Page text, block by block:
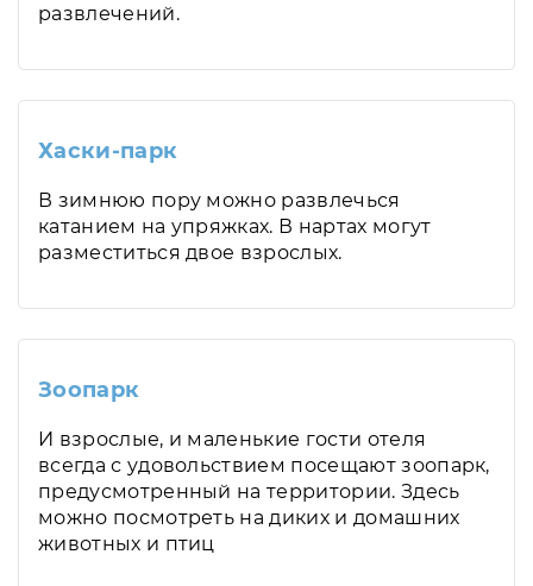
развлечений.
Хаски-парк
В зимнюю пору можно развлечься
катанием на упряжках. В нартах могут
разместиться двое взрослых.
Зоопарк
И взрослые, и маленькие гости отеля
всегда с удовольствием посещают зоопарк,
предусмотренный на территории. Здесь
можно посмотреть на диких и домашних
животных и птиц